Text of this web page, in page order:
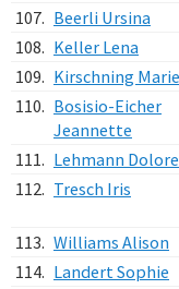
107. Beerli Ursina
108. Keller Lena
109. Kirschning Marie
110. Bosisio-Eicher
Jeannette
111. Lehmann
112. Tresch Iris
113. Williams Alison
114. Landert Sophie